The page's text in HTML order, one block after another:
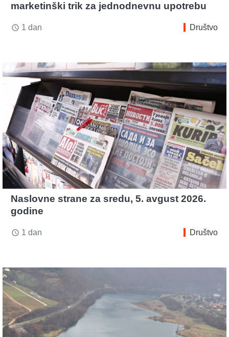
marketinški trik za jednodnevnu upotrebu
access_time 1 dan Društvo
Naslovne strane za sredu, 5. avgust 2026.
godine
access_time 1 dan Društvo